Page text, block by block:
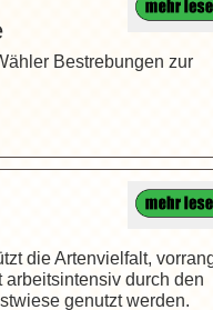
Bestrebungen zur
die Artenvielfalt,
durch den
genutzt werden.